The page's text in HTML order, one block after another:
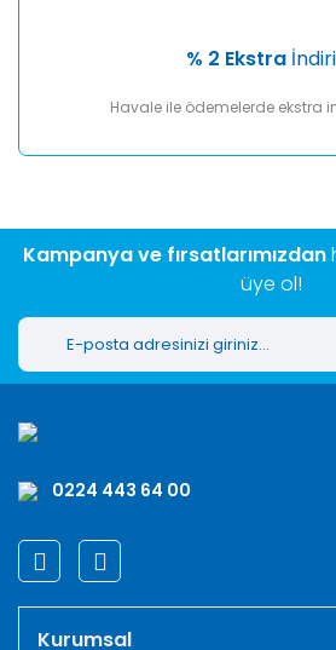
% 2 Ekstra
Havale ile ödemelerde ekstra
Kampanya ve fırsatlarımızdan
üye ol!
0224 443 64 00
Kurumsal